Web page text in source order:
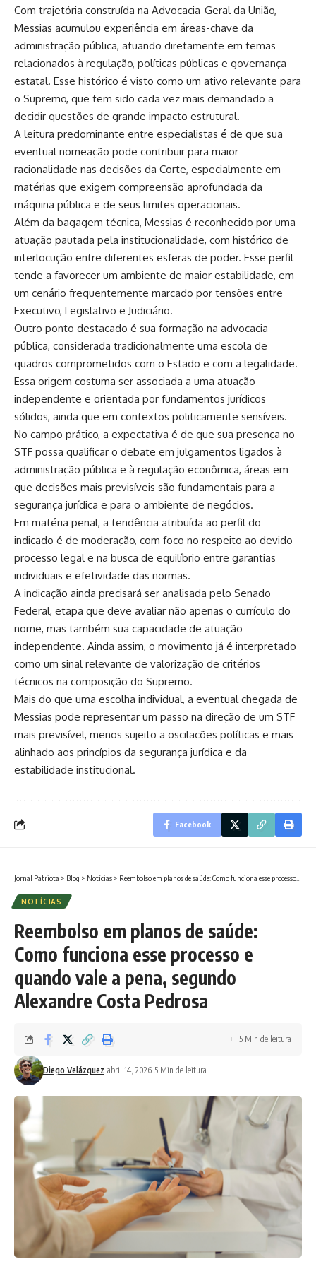
Com trajetória construída na Advocacia-Geral da União,
Messias acumulou experiência em áreas-chave da
administração pública, atuando diretamente em temas
relacionados à regulação, políticas públicas e governança
estatal. Esse histórico é visto como um ativo relevante para
o Supremo, que tem sido cada vez mais demandado a
decidir questões de grande impacto estrutural.
A leitura predominante entre especialistas é de que sua
eventual nomeação pode contribuir para maior
racionalidade nas decisões da Corte, especialmente em
matérias que exigem compreensão aprofundada da
máquina pública e de seus limites operacionais.
Além da bagagem técnica, Messias é reconhecido por uma
atuação pautada pela institucionalidade, com histórico de
interlocução entre diferentes esferas de poder. Esse perfil
tende a favorecer um ambiente de maior estabilidade, em
um cenário frequentemente marcado por tensões entre
Executivo, Legislativo e Judiciário.
Outro ponto destacado é sua formação na advocacia
pública, considerada tradicionalmente uma escola de
quadros comprometidos com o Estado e com a legalidade.
Essa origem costuma ser associada a uma atuação
independente e orientada por fundamentos jurídicos
sólidos, ainda que em contextos politicamente sensíveis.
No campo prático, a expectativa é de que sua presença no
STF possa qualificar o debate em julgamentos ligados à
administração pública e à regulação econômica, áreas em
que decisões mais previsíveis são fundamentais para a
segurança jurídica e para o ambiente de negócios.
Em matéria penal, a tendência atribuída ao perfil do
indicado é de moderação, com foco no respeito ao devido
processo legal e na busca de equilíbrio entre garantias
individuais e efetividade das normas.
A indicação ainda precisará ser analisada pelo Senado
Federal, etapa que deve avaliar não apenas o currículo do
nome, mas também sua capacidade de atuação
independente. Ainda assim, o movimento já é interpretado
como um sinal relevante de valorização de critérios
técnicos na composição do Supremo.
Mais do que uma escolha individual, a eventual chegada de
Messias pode representar um passo na direção de um STF
mais previsível, menos sujeito a oscilações políticas e mais
alinhado aos princípios da segurança jurídica e da
estabilidade institucional.
Facebook
Jornal Patriota > Blog > Notícias > Reembolso em planos de saúde: Como funciona esse processo e quando vale a pena, segundo Alexandre Costa Pedrosa
NOTÍCIAS
Reembolso em planos de saúde:
Como funciona esse processo e
quando vale a pena, segundo
Alexandre Costa Pedrosa
Diego Velázquez abril 14, 2026 5 Min de leitura
5 Min de leitura